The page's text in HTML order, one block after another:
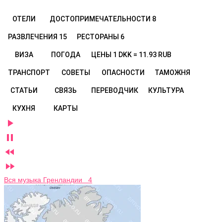
ОТЕЛИ ДОСТОПРИМЕЧАТЕЛЬНОСТИ 8
РАЗВЛЕЧЕНИЯ 15 РЕСТОРАНЫ 6
ВИЗА ПОГОДА ЦЕНЫ 1 DKK = 11.93 RUB
ТРАНСПОРТ СОВЕТЫ ОПАСНОСТИ ТАМОЖНЯ
СТАТЬИ СВЯЗЬ ПЕРЕВОДЧИК КУЛЬТУРА
КУХНЯ КАРТЫ




Вся музыка Гренландии 4